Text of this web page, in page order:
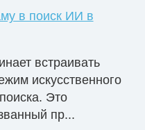
в поиск ИИ в
встраивать
искусственного
Это
пр...